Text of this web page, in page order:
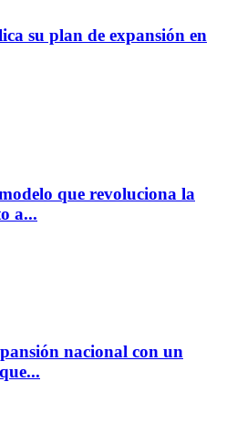
su plan de expansión en
que revoluciona la
a...
nacional con un